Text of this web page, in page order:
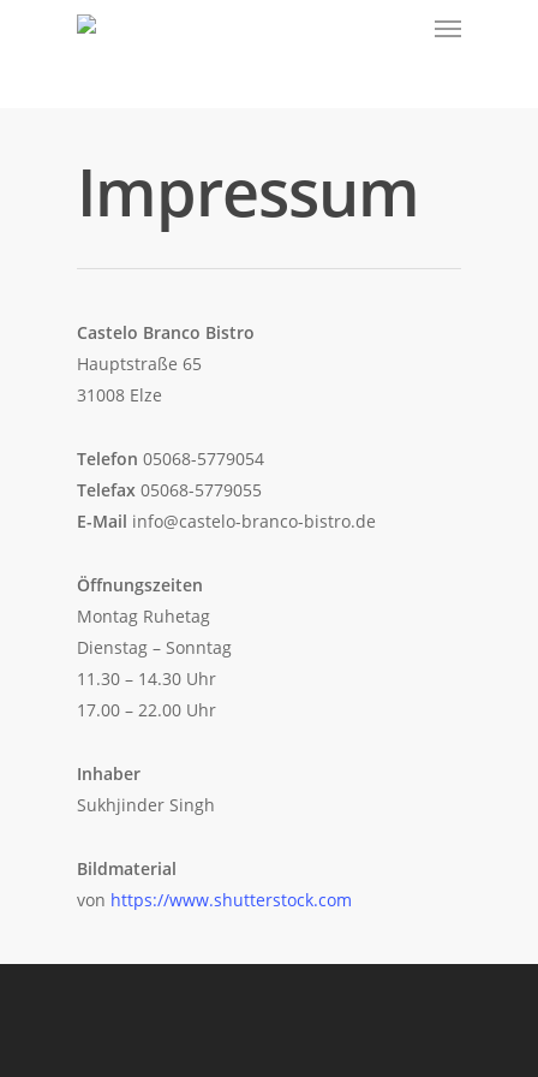
Impressum
Castelo Branco Bistro
Hauptstraße 65
31008 Elze
Telefon 05068-5779054
Telefax 05068-5779055
E-Mail info@castelo-branco-bistro.de
Öffnungszeiten
Montag Ruhetag
Dienstag – Sonntag
11.30 – 14.30 Uhr
17.00 – 22.00 Uhr
Inhaber
Sukhjinder Singh
Bildmaterial
von https://www.shutterstock.com